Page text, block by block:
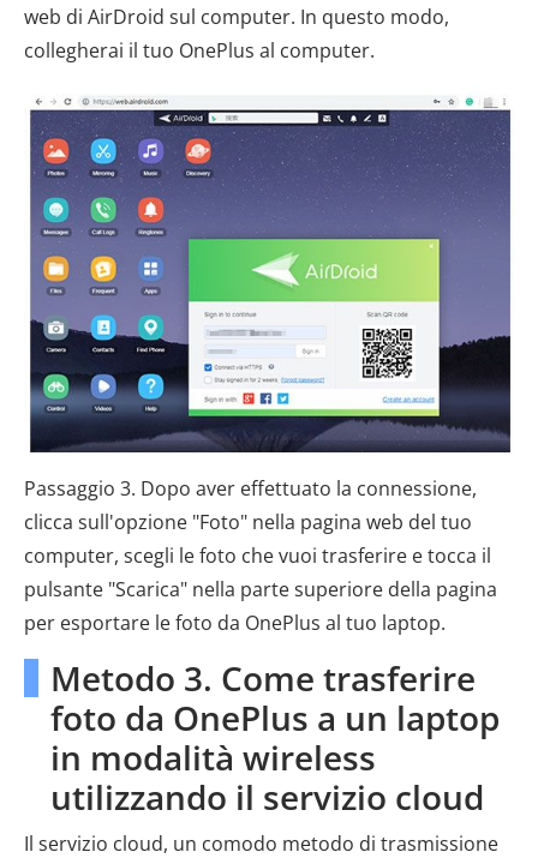
web di AirDroid sul computer. In questo modo,
collegherai il tuo OnePlus al computer.
Passaggio 3. Dopo aver effettuato la connessione,
clicca sull'opzione "Foto" nella pagina web del tuo
computer, scegli le foto che vuoi trasferire e tocca il
pulsante "Scarica" ​​nella parte superiore della pagina
per esportare le foto da OnePlus al tuo laptop.
Metodo 3. Come trasferire
foto da OnePlus a un laptop
in modalità wireless
utilizzando il servizio cloud
Il servizio cloud, un comodo metodo di trasmissione